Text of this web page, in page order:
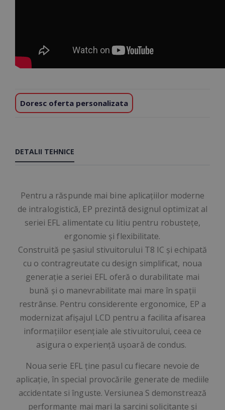
Doresc oferta personalizata
DETALII TEHNICE
Pentru a răspunde mai bine aplicațiilor moderne
de intralogistică, EP prezintă designul optimizat al
seriei EFL alimentate cu litiu pentru robustețe,
ergonomie și flexibilitate.
Construită pe șasiul stivuitorului T8 IC și echipată
cu o contragreutate cu design simplificat, noua
generație a seriei EFL oferă o durabilitate mai
bună și o manevrabilitate mai mare în spații
restrânse. Pentru considerente ergonomice, EP a
modernizat afișajul LCD pentru a facilita afisarea
informațiilor esențiale ale stivuitorului, ceea ce
asigura o experiență ușoară de condus.
Noua serie EFL ține pasul cu fiecare nevoie de
aplicație, în special provocările generate de mediile
accidentate si înguste. Versiunea S demonstrează
performanțe mai mari la sarcini solicitante și